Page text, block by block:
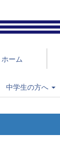
ホーム
中学生の方へ